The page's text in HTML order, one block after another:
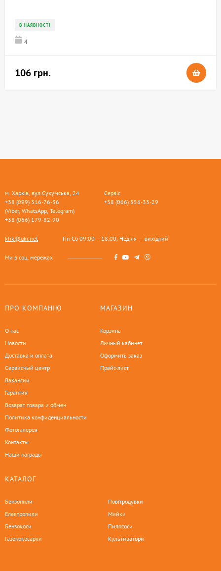
В НАЯВНОСТІ
4
106 грн.
м. Харків, вул.Сухумська, 24
+38 (099) 316-76-36
(Viber, WhatsApp, Telegram)
+38 (066) 179-82-90
Сервіс
+38 (066) 556-33-29
khk@ukr.net Пн-Сб 09:00 —18:00, Неділя — вихідний
Ми в соц. мережах
ПРО КОМПАНІЮ
О нас
Новости
Доставка и оплата
Сервисный центр
Вакансии
Гарантия
Возврат товара и обмен
Политика конфиденциальности
Фотогалерея
Контакты
Наши награды
МАГАЗИН
Корзина
Личный кабинет
Оформить заказ
Прайс-лист
КАТАЛОГ
Бензопили
Електропили
Бензокоси
Газонокосарки
Повітродувки
Мийки
Пилососи
Культиватори